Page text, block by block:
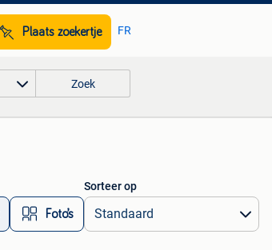
Plaats zoekertje FR
Zoek
Foto’s
Sorteer op